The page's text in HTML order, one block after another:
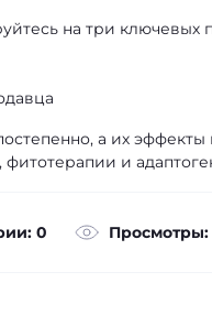
на три ключевых
а их
и
0 Просмотры: